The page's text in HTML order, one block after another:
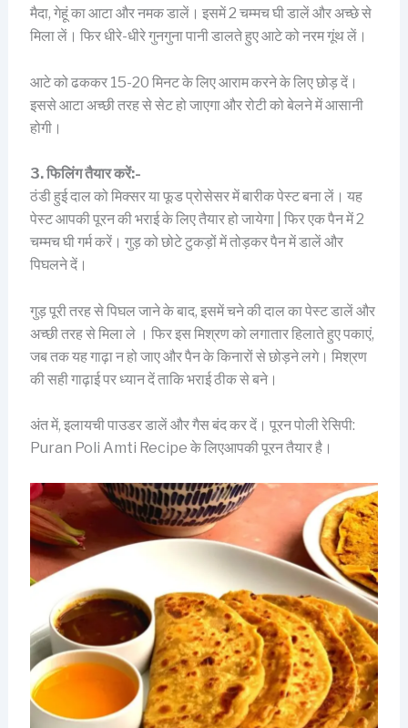
मैदा, गेहूं का आटा और नमक डालें। इसमें 2 चम्मच घी डालें और अच्छे से
मिला लें। फिर धीरे-धीरे गुनगुना पानी डालते हुए आटे को नरम गूंथ लें।
आटे को ढककर 15-20 मिनट के लिए आराम करने के लिए छोड़ दें।
इससे आटा अच्छी तरह से सेट हो जाएगा और रोटी को बेलने में आसानी
होगी।
3. फिलिंग तैयार करें:-
ठंडी हुई दाल को मिक्सर या फूड प्रोसेसर में बारीक पेस्ट बना लें। यह
पेस्ट आपकी पूरन की भराई के लिए तैयार हो जायेगा | फिर एक पैन में 2
चम्मच घी गर्म करें। गुड़ को छोटे टुकड़ों में तोड़कर पैन में डालें और
पिघलने दें।
गुड़ पूरी तरह से पिघल जाने के बाद, इसमें चने की दाल का पेस्ट डालें और
अच्छी तरह से मिला ले । फिर इस मिश्रण को लगातार हिलाते हुए पकाएं,
जब तक यह गाढ़ा न हो जाए और पैन के किनारों से छोड़ने लगे। मिश्रण
की सही गाढ़ाई पर ध्यान दें ताकि भराई ठीक से बने।
अंत में, इलायची पाउडर डालें और गैस बंद कर दें। पूरन पोली रेसिपी:
Puran Poli Amti Recipe के लिएआपकी पूरन तैयार है।